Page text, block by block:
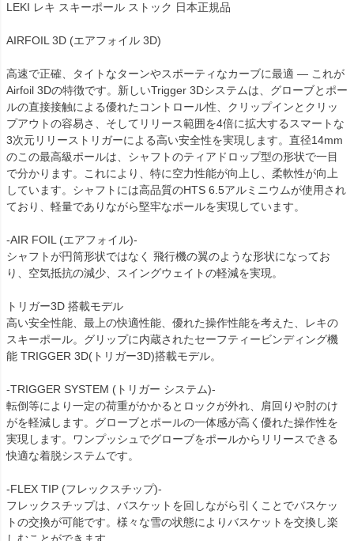
LEKI レキ スキーポール ストック 日本正規品
AIRFOIL 3D (エアフォイル 3D)
高速で正確、タイトなターンやスポーティなカーブに最適 ― これが
Airfoil 3Dの特徴です。新しいTrigger 3Dシステムは、グローブとポー
ルの直接接触による優れたコントロール性、クリップインとクリッ
プアウトの容易さ、そしてリリース範囲を4倍に拡大するスマートな
3次元リリーストリガーによる高い安全性を実現します。直径14mm
のこの最高級ポールは、シャフトのティアドロップ型の形状で一目
で分かります。これにより、特に空力性能が向上し、柔軟性が向上
しています。シャフトには高品質のHTS 6.5アルミニウムが使用され
ており、軽量でありながら堅牢なポールを実現しています。
-AIR FOIL (エアフォイル)-
シャフトが円筒形状ではなく 飛行機の翼のような形状になってお
り、空気抵抗の減少、スイングウェイトの軽減を実現。
トリガー3D 搭載モデル
高い安全性能、最上の快適性能、優れた操作性能を考えた、レキの
スキーポール。グリップに内蔵されたセーフティービンディング機
能 TRIGGER 3D(トリガー3D)搭載モデル。
-TRIGGER SYSTEM (トリガー システム)-
転倒等により一定の荷重がかかるとロックが外れ、肩回りや肘のけ
がを軽減します。グローブとポールの一体感が高く優れた操作性を
実現します。ワンプッシュでグローブをポールからリリースできる
快適な着脱システムです。
-FLEX TIP (フレックスチップ)-
フレックスチップは、バスケットを回しながら引くことでバスケッ
トの交換が可能です。様々な雪の状態によりバスケットを交換し楽